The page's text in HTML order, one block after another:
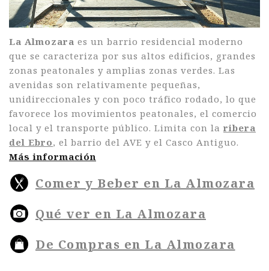
La Almozara es un barrio residencial moderno
que se caracteriza por sus altos edificios, grandes
zonas peatonales y amplias zonas verdes. Las
avenidas son relativamente pequeñas,
unidireccionales y con poco tráfico rodado, lo que
favorece los movimientos peatonales, el comercio
local y el transporte público. Limita con la ribera
del Ebro, el barrio del AVE y el Casco Antiguo.
Más información
Comer y Beber en La Almozara
Qué ver en La Almozara
De Compras en La Almozara